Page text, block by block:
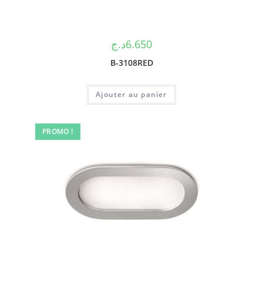
6.650د.ج
B-3108RED
Ajouter au panier
PROMO !